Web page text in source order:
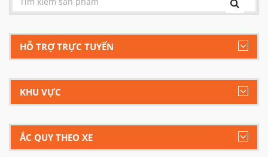
HỖ TRỢ TRỰC TUYẾN
KHU VỰC
ẮC QUY THEO XE